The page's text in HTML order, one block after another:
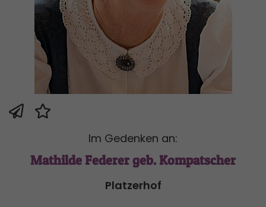
Im Gedenken an:
Mathilde Federer geb. Kompatscher
Platzerhof